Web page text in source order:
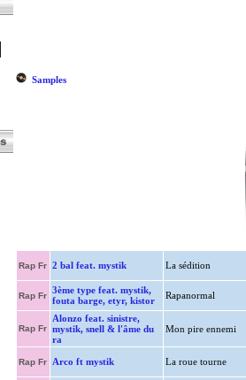
Samples
Rap Fr 2 bal feat. mystik La sédition
Rap Fr
3ème type feat. mystik,
fouta barge, etyr, kistor
Rapanormal
Rap Fr
Alonzo feat. sinistre,
mystik, snell & l'âme du
ra
Mon pire ennemi
Rap Fr Arco ft mystik La roue tourne